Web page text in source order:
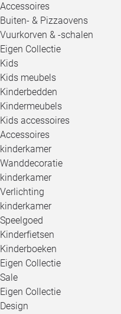
Accessoires
Buiten- & Pizzaovens
Vuurkorven & -schalen
Eigen Collectie
Kids
Kids meubels
Kinderbedden
Kindermeubels
Kids accessoires
Accessoires
kinderkamer
Wanddecoratie
kinderkamer
Verlichting
kinderkamer
Speelgoed
Kinderfietsen
Kinderboeken
Eigen Collectie
Sale
Eigen Collectie
Design